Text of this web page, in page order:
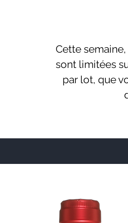
Cette
sont limitées
par lot, que